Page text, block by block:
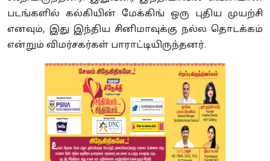
படங்களில் கல்கியின் மேக்கிங் ஒரு புதிய முயற்சி
எனவும், இது இந்திய சினிமாவுக்கு நல்ல தொடக்கம்
என்றும் விமர்சகர்கள் பாராட்டியிருந்தனர்.